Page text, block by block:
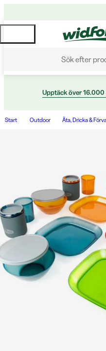
Sök efter
Upptäck över
Start Outdoor Äta, Dricka &